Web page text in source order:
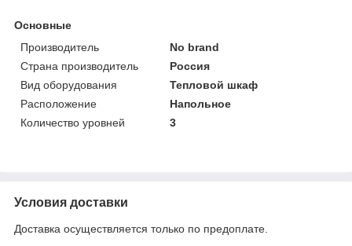
Основные
Производитель
No brand
Страна производитель
Россия
Вид оборудования
Тепловой шкаф
Расположение
Напольное
Количество уровней
3
Условия доставки
Доставка осуществляется только по предоплате.